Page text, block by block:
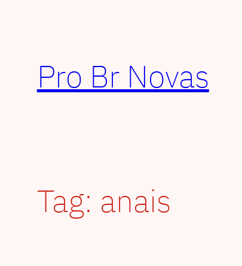
Pro Br Novas
Tag: anais